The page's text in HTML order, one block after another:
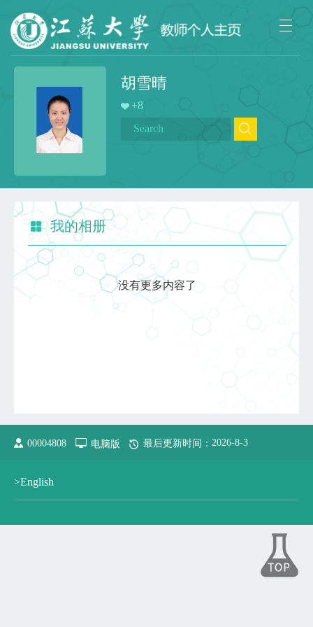
胡雪晴
+8
我的相册
没有更多内容了
00004808 电脑版 最后更新时间： 2026-8-3
>English